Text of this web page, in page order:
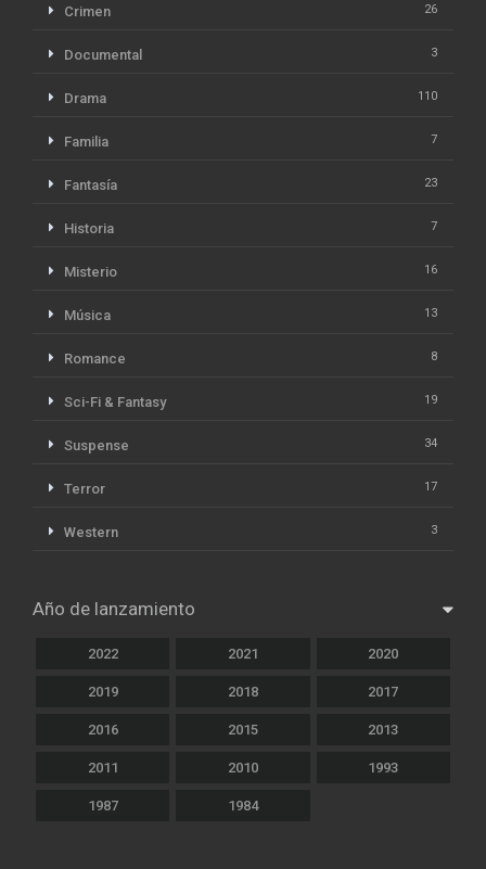
Crimen 26
Documental 3
Drama 110
Familia 7
Fantasía 23
Historia 7
Misterio 16
Música 13
Romance 8
Sci-Fi & Fantasy 19
Suspense 34
Terror 17
Western 3
Año de lanzamiento
2022 2021 2020
2019 2018 2017
2016 2015 2013
2011 2010 1993
1987 1984